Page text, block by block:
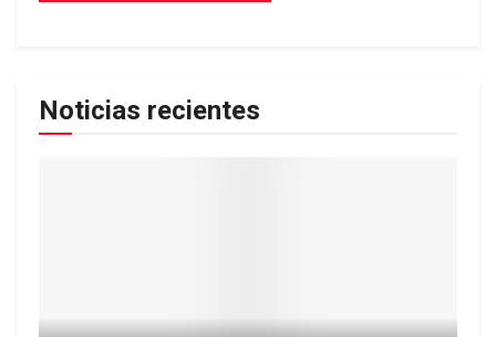
Noticias recientes